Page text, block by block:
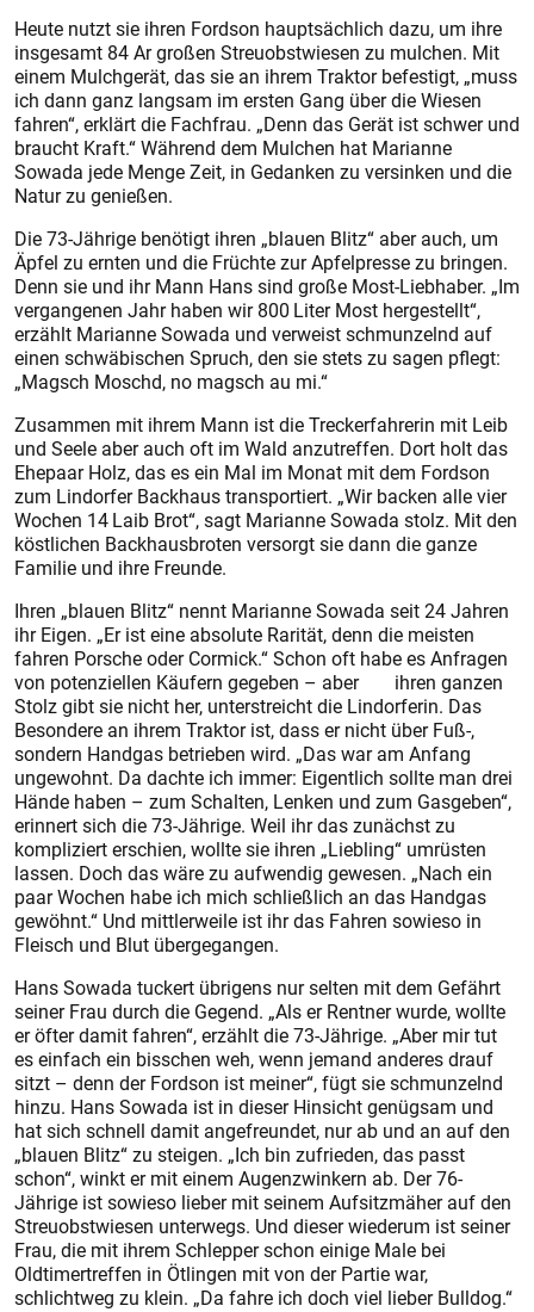
Heute nutzt sie ihren Fordson hauptsächlich dazu, um ihre
insgesamt 84 Ar großen Streuobstwiesen zu mulchen. Mit
einem Mulchgerät, das sie an ihrem Traktor befestigt, „muss
ich dann ganz langsam im ersten Gang über die Wiesen
fahren“, erklärt die Fachfrau. „Denn das Gerät ist schwer und
braucht Kraft.“ Während dem Mulchen hat Marianne
Sowada jede Menge Zeit, in Gedanken zu versinken und die
Natur zu genießen.
Die 73-Jährige benötigt ihren „blauen Blitz“ aber auch, um
Äpfel zu ernten und die Früchte zur Apfelpresse zu bringen.
Denn sie und ihr Mann Hans sind große Most-Liebhaber. „Im
vergangenen Jahr haben wir 800 Liter Most hergestellt“,
erzählt Marianne Sowada und verweist schmunzelnd auf
einen schwäbischen Spruch, den sie stets zu sagen pflegt:
„Magsch Moschd, no magsch au mi.“
Zusammen mit ihrem Mann ist die Treckerfahrerin mit Leib
und Seele aber auch oft im Wald anzutreffen. Dort holt das
Ehepaar Holz, das es ein Mal im Monat mit dem Fordson
zum Lindorfer Backhaus transportiert. „Wir backen alle vier
Wochen 14 Laib Brot“, sagt Marianne Sowada stolz. Mit den
köstlichen Backhausbroten versorgt sie dann die ganze
Familie und ihre Freunde.
Ihren „blauen Blitz“ nennt Marianne Sowada seit 24 Jahren
ihr Eigen. „Er ist eine absolute Rarität, denn die meis­ten
fahren Porsche oder Cormick.“ Schon oft habe es Anfragen
von potenziellen Käufern gegeben – aber ihren ganzen
Stolz gibt sie nicht her, unterstreicht die Lindorferin. Das
Besondere an ihrem Traktor ist, dass er nicht über Fuß-,
sondern Handgas betrieben wird. „Das war am Anfang
ungewohnt. Da dachte ich immer: Eigentlich sollte man drei
Hände haben – zum Schalten, Lenken und zum Gasgeben“,
erinnert sich die 73-Jährige. Weil ihr das zunächst zu
kompliziert erschien, wollte sie ihren „Liebling“ umrüsten
lassen. Doch das wäre zu aufwendig gewesen. „Nach ein
paar Wochen habe ich mich schließlich an das Handgas
gewöhnt.“ Und mittlerweile ist ihr das Fahren sowieso in
Fleisch und Blut übergegangen.
Hans Sowada tuckert übrigens nur selten mit dem Gefährt
seiner Frau durch die Gegend. „Als er Rentner wurde, wollte
er öfter damit fahren“, erzählt die 73-Jährige. „Aber mir tut
es einfach ein bisschen weh, wenn jemand anderes drauf
sitzt – denn der Fordson ist meiner“, fügt sie schmunzelnd
hinzu. Hans Sowada ist in dieser Hinsicht genügsam und
hat sich schnell damit angefreundet, nur ab und an auf den
„blauen Blitz“ zu steigen. „Ich bin zufrieden, das passt
schon“, winkt er mit einem Augenzwinkern ab. Der 76-
Jährige ist sowieso lieber mit seinem Aufsitzmäher auf den
Streuobstwiesen unterwegs. Und dieser wiederum ist seiner
Frau, die mit ihrem Schlepper schon einige Male bei
Oldtimertreffen in Ötlingen mit von der Partie war,
schlichtweg zu klein. „Da fahre ich doch viel lieber Bulldog.“